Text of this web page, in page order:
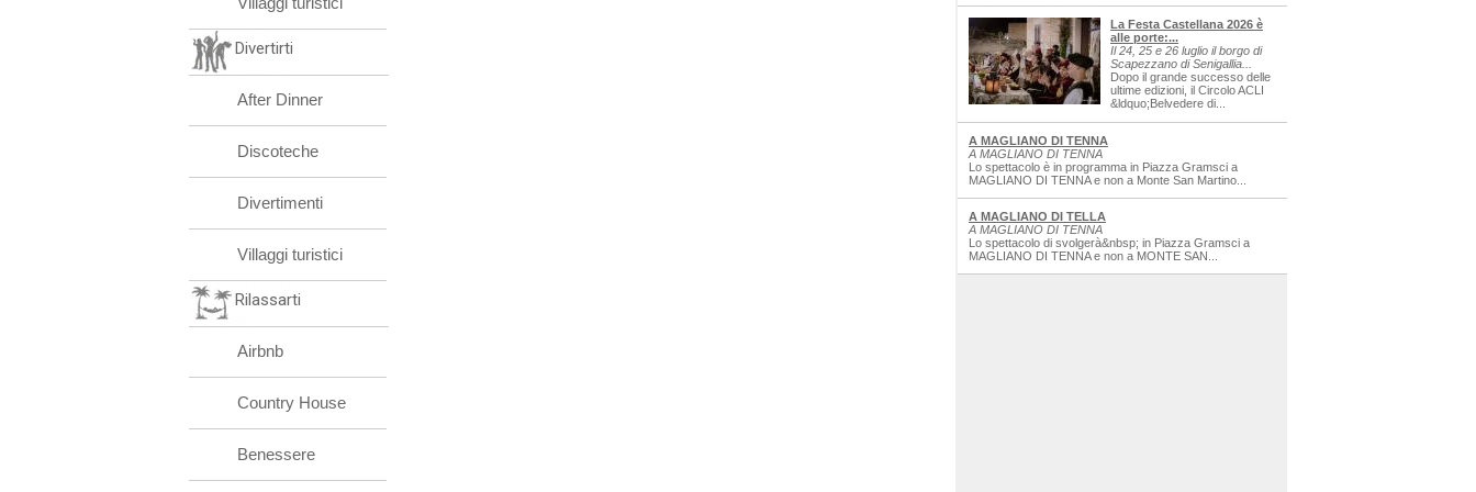
Divertirti
After Dinner
Discoteche
Divertimenti
Villaggi turistici
Rilassarti
Airbnb
Country House
Benessere
La Festa Castellana 2026 è
alle porte:...
Il 24, 25 e 26 luglio il borgo di
Scapezzano di Senigallia...
Dopo il grande successo delle
ultime edizioni, il Circolo ACLI
&ldquo;Belvedere di...
A MAGLIANO DI TENNA
A MAGLIANO DI TENNA
Lo spettacolo è in programma in Piazza Gramsci a
MAGLIANO DI TENNA e non a Monte San Martino...
A MAGLIANO DI TELLA
A MAGLIANO DI TENNA
Lo spettacolo di svolgerà&nbsp; in Piazza Gramsci a
MAGLIANO DI TENNA e non a MONTE SAN...